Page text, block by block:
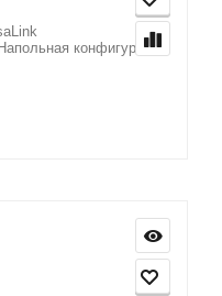
конфигурация